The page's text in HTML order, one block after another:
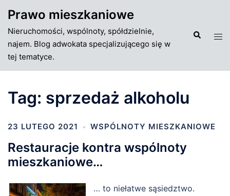
do
treści
Prawo mieszkaniowe
Nieruchomości, wspólnoty, spółdzielnie,
najem. Blog adwokata specjalizującego się w
tej tematyce.
Szukaj
Tag: sprzedaż alkoholu
23 LUTEGO 2021 WSPÓLNOTY MIESZKANIOWE
Restauracje kontra wspólnoty
mieszkaniowe…
… to niełatwe sąsiedztwo.